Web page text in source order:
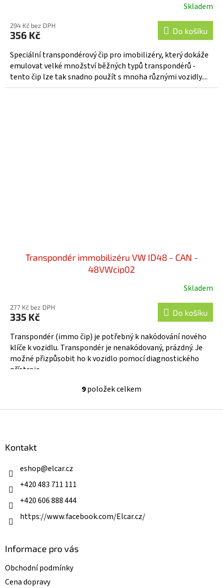
Skladem
294 Kč bez DPH
356 Kč Do košíku
Speciální transpondérový čip pro imobilizéry, který dokáže
emulovat velké množství běžných typů transpondérů -
tento čip lze tak snadno použít s mnoha různými vozidly....
Transpondér immobilizéru VW ID48 - CAN -
48VWcip02
Skladem
277 Kč bez DPH
335 Kč Do košíku
Transpondér (immo čip) je potřebný k nakódování nového
klíče k vozidlu. Transpondér je nenakódovaný, prázdný. Je
možné přizpůsobit ho k vozidlo pomocí diagnostického
přístroje....
O
l
v
9položek celkem
Kontakt
eshop@elcar.cz
+420 483 711 111
+420 606 888 444
https://www.facebook.com/Elcar.cz/
Informace pro vás
Obchodní podmínky
Cena dopravy